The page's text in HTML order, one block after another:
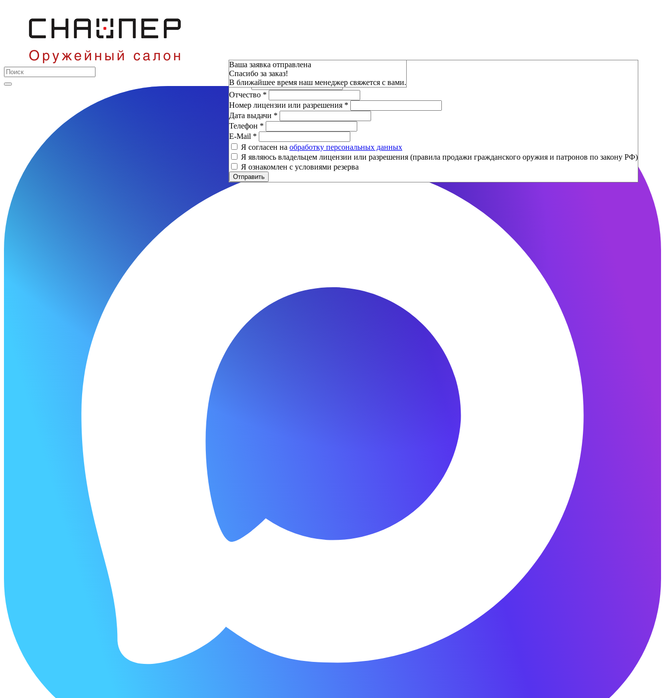
Зарезервировать
Фамилия*
Имя*
Отчество *
Номер лицензии или разрешения *
Дата выдачи *
Телефон *
E-Mail *
Я согласен на обработку персональных данных
Я являюсь владельцем лицензии или разрешения (правила продажи гражданского оружия и патронов по закону РФ)
Я ознакомлен с условиями резерва
Отправить
Ваша заявка отправлена
Спасибо за заказ!
В ближайшее время наш менеджер свяжется с вами.